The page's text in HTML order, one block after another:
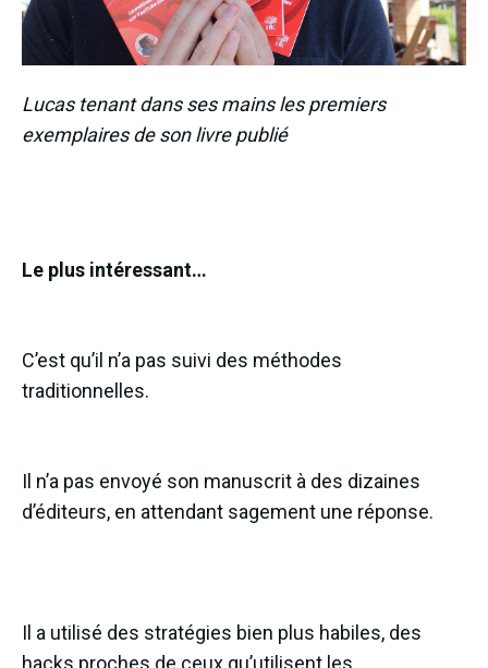
Lucas tenant dans ses mains les premiers
exemplaires de son livre publié
Le plus intéressant…
C’est qu’il n’a pas suivi des méthodes
traditionnelles.
Il n’a pas envoyé son manuscrit à des dizaines
d’éditeurs, en attendant sagement une réponse.
Il a utilisé des stratégies bien plus habiles, des
hacks proches de ceux qu’utilisent les